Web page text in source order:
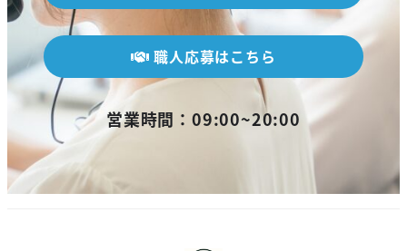
職人応募はこちら
営業時間：09:00~20:00